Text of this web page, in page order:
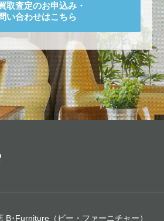
取査定のお申込み・
い合わせはこちら
B･Furniture（ビー・ファーニチャー）